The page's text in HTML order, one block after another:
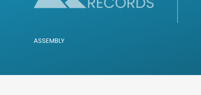
ASSEMBLY